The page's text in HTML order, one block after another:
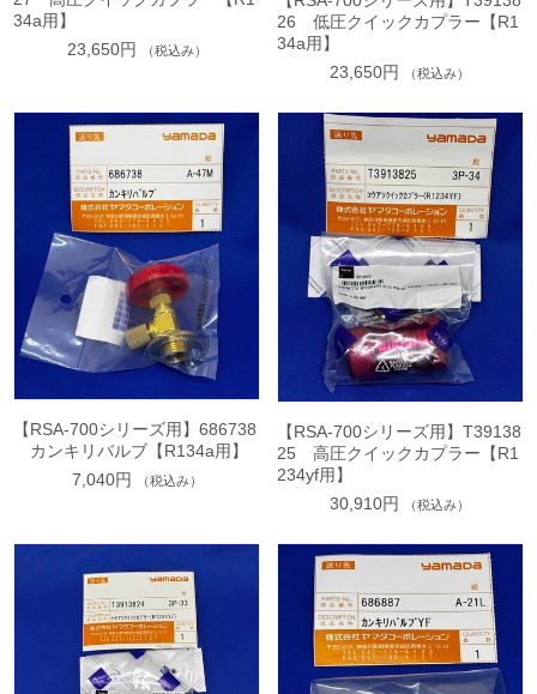
34a用】
23,650円
（税込み）
26 低圧クイックカプラー【R1
34a用】
23,650円
（税込み）
【RSA-700シリーズ用】686738
カンキリバルブ【R134a用】
7,040円
（税込み）
【RSA-700シリーズ用】T39138
25 高圧クイックカプラー【R1
234yf用】
30,910円
（税込み）